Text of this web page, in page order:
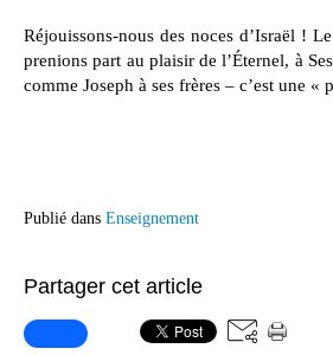
Réjouissons-nous des noces d’Israël !
prenions part au plaisir de l’Éternel, à
comme Joseph à ses frères – c’est une
Publié dans Enseignement
Partager cet article